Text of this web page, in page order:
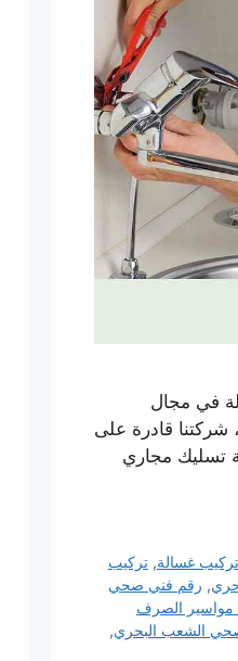
في مجال
قادرة على
مجاري
تركيب غسالة,تركيب
, رقم فني صحي
مواسير الصرف
الشعب البحري,